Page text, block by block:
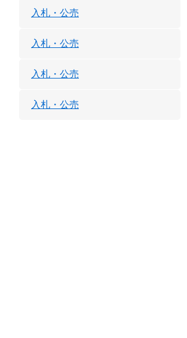
入札・公売
入札・公売
入札・公売
入札・公売